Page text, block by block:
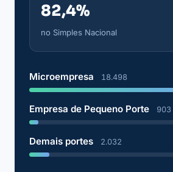
82,4%
no Simples Nacional
Microempresa 18.498
Empresa de Pequeno Porte 903
Demais portes 2.032